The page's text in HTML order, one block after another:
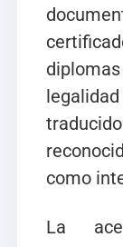
como
La